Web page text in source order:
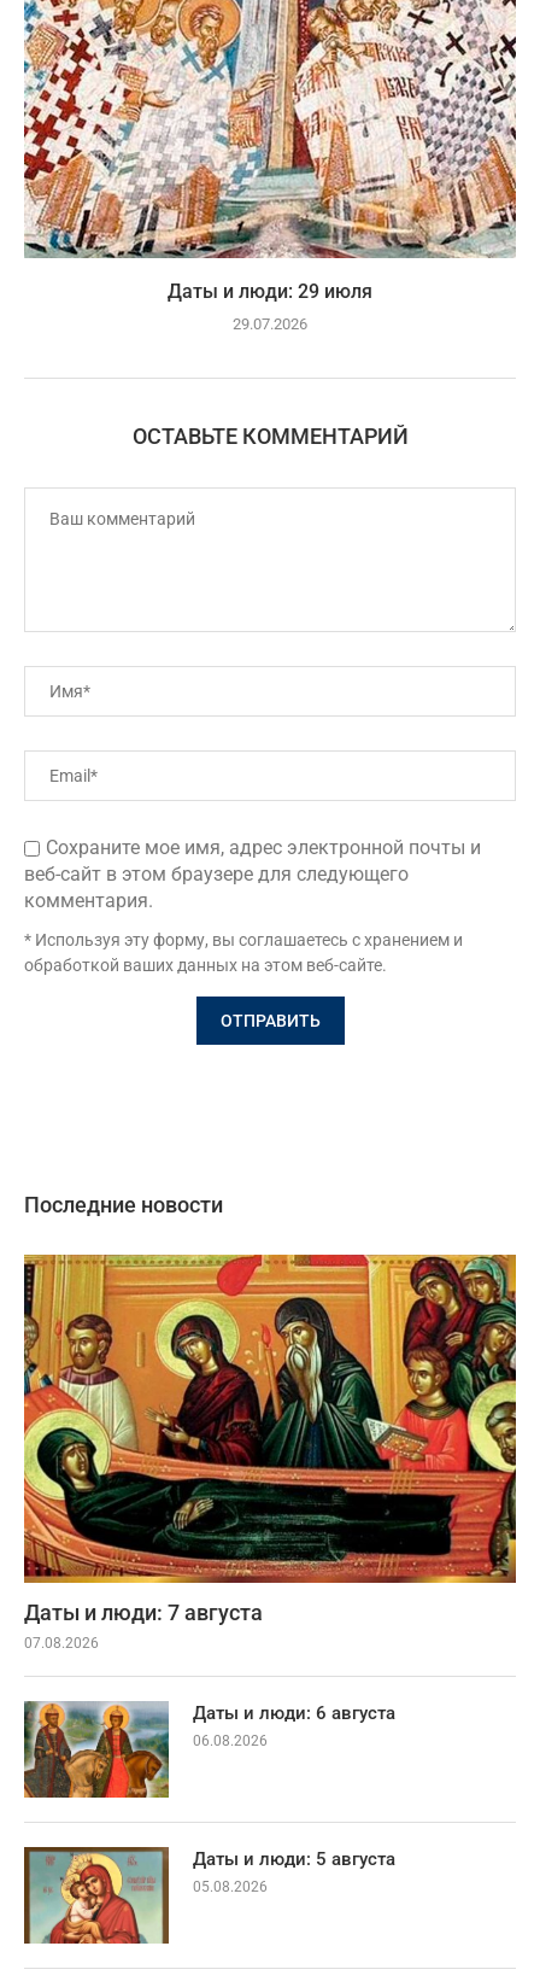
Даты и люди: 29 июля
29.07.2026
ОСТАВЬТЕ КОММЕНТАРИЙ
Сохраните мое имя, адрес электронной почты и
веб-сайт в этом браузере для следующего
комментария.
* Используя эту форму, вы соглашаетесь с хранением и
обработкой ваших данных на этом веб-сайте.
Последние новости
Даты и люди: 7 августа
07.08.2026
Даты и люди: 6 августа
06.08.2026
Даты и люди: 5 августа
05.08.2026